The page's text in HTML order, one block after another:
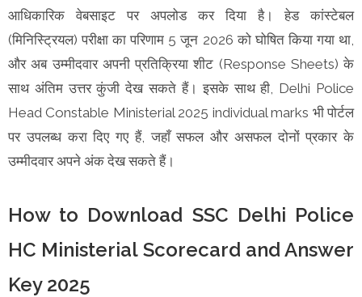
आधिकारिक वेबसाइट पर अपलोड कर दिया है। हेड कांस्टेबल
(मिनिस्ट्रियल) परीक्षा का परिणाम 5 जून 2026 को घोषित किया गया था,
और अब उम्मीदवार अपनी प्रतिक्रिया शीट (Response Sheets) के
साथ अंतिम उत्तर कुंजी देख सकते हैं। इसके साथ ही, Delhi Police
Head Constable Ministerial 2025 individual marks भी पोर्टल
पर उपलब्ध करा दिए गए हैं, जहाँ सफल और असफल दोनों प्रकार के
उम्मीदवार अपने अंक देख सकते हैं।
How to Download SSC Delhi Police
HC Ministerial Scorecard and Answer
Key 2025